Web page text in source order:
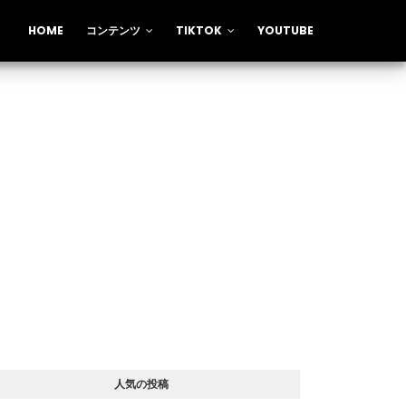
HOME コンテンツ TIKTOK YOUTUBE
人気の投稿